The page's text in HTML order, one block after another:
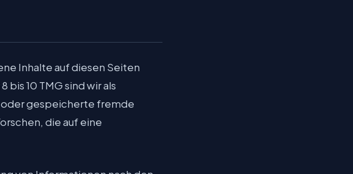
Inhalte auf diesen Seiten
10 TMG sind wir als
gespeicherte fremde
die auf eine